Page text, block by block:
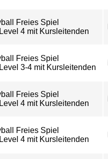
Freies Spiel
4 mit Kursleitenden
Freies Spiel
3-4 mit Kursleitenden
Freies Spiel
4 mit Kursleitenden
Freies Spiel
4 mit Kursleitenden